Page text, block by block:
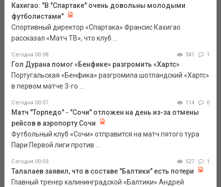
Кахигао: "В "Спартаке" очень довольны молодыми
футболистами"
Спортивный директор «Спартака» Франсис Кахигао
рассказал «Матч ТВ», что клуб ...
Сегодня 00:08 341 1
Гол Дурана помог «Бенфике» разгромить «Хартс»
Португальская «Бенфика» разгромила шотландский «Хартс»
в первом матче 3-го ...
Сегодня 00:07 114 0
Матч "Торпедо" - "Сочи" отложен на день из-за отмены
рейсов в аэропорту Сочи
Футбольный клуб «Сочи» отправится на матч пятого тура
Пари Первой лиги против ...
Сегодня 00:03 527 1
Талалаев заявил, что в составе "Балтики" есть потери
Главный тренер калининградской «Балтики» Андрей